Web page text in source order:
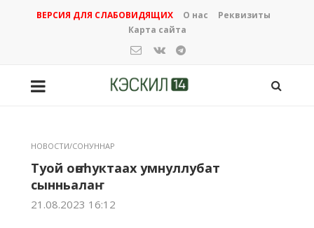
ВЕРСИЯ ДЛЯ СЛАБОВИДЯЩИХ О нас
Реквизиты
Карта сайта
НОВОСТИ/СОНУННАР
Туой оҥоһуктаах умнуллубат
сынньалаҥ
21.08.2023 16:12